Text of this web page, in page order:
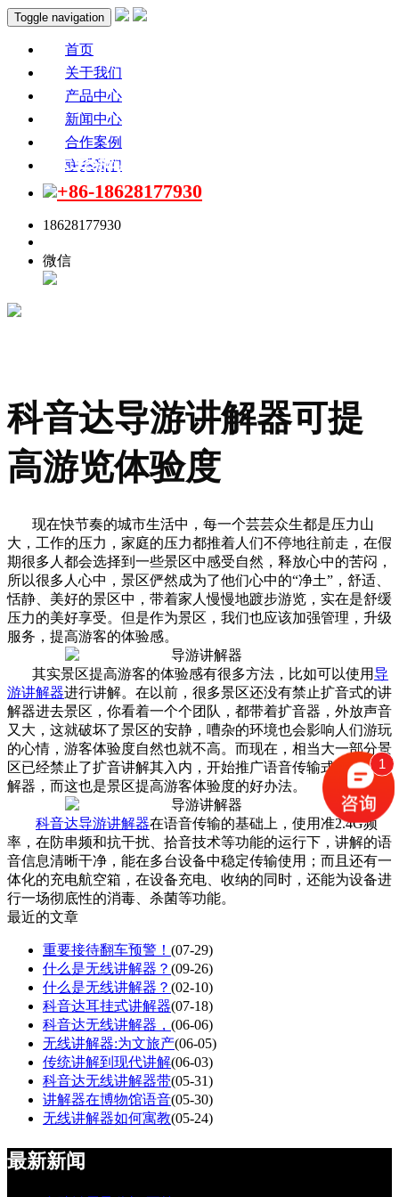
Toggle navigation
首页
关于我们
产品中心
新闻中心
合作案例
联系我们
+86-18628177930
18628177930
微信
科音达导游讲解器可提高游览体验度
科音达导游讲解器可提
高游览体验度
现在快节奏的城市生活中，每一个芸芸众生都是压力山
大，工作的压力，家庭的压力都推着人们不停地往前走，在假
期很多人都会选择到一些景区中感受自然，释放心中的苦闷，
所以很多人心中，景区俨然成为了他们心中的“净土”，舒适、
恬静、美好的景区中，带着家人慢慢地踱步游览，实在是舒缓
压力的美好享受。但是作为景区，我们也应该加强管理，升级
服务，提高游客的体验感。
其实景区提高游客的体验感有很多方法，比如可以使用导
游讲解器进行讲解。在以前，很多景区还没有禁止扩音式的讲
解器进去景区，你看着一个个团队，都带着扩音器，外放声音
又大，这就破坏了景区的安静，嘈杂的环境也会影响人们游玩
的心情，游客体验度自然也就不高。而现在，相当大一部分景
区已经禁止了扩音讲解其入内，开始推广语音传输式的导游讲
解器，而这也是景区提高游客体验度的好办法。
科音达导游讲解器在语音传输的基础上，使用准2.4G频
率，在防串频和抗干扰、拾音技术等功能的运行下，讲解的语
音信息清晰干净，能在多台设备中稳定传输使用；而且还有一
体化的充电航空箱，在设备充电、收纳的同时，还能为设备进
行一场彻底性的消毒、杀菌等功能。
最近的文章
重要接待翻车预警！ (07-29)
什么是无线讲解器？ (09-26)
什么是无线讲解器？ (02-10)
科音达耳挂式讲解器(07-18)
科音达无线讲解器， (06-06)
无线讲解器:为文旅产(06-05)
传统讲解到现代讲解(06-03)
科音达无线讲解器带(05-31)
讲解器在博物馆语音(05-30)
无线讲解器如何寓教(05-24)
最新新闻
1